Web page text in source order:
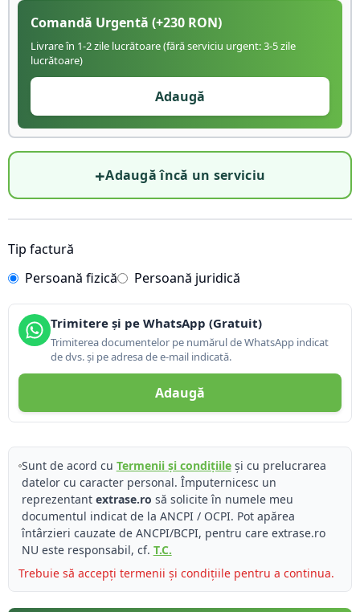
Comandă Urgentă (+230 RON)
Livrare în 1-2 zile lucrătoare (fără serviciu urgent: 3-5 zile
lucrătoare)
Adaugă
+Adaugă încă un serviciu
Tip factură
Persoană fizică
Persoană juridică
Trimitere și pe WhatsApp (Gratuit)
Trimiterea documentelor pe numărul de WhatsApp indicat
de dvs. și pe adresa de e-mail indicată.
Adaugă
Sunt de acord cu Termenii și condițiileși cu prelucrarea
datelor cu caracter personal. Împuternicesc un
reprezentant extrase.ro să solicite în numele meu
documentul indicat de la ANCPI / OCPI. Pot apărea
întârzieri cauzate de ANCPI/BCPI, pentru care extrase.ro
NU este responsabil, cf. T.C.
Trebuie să accepți termenii și condițiile pentru a continua.